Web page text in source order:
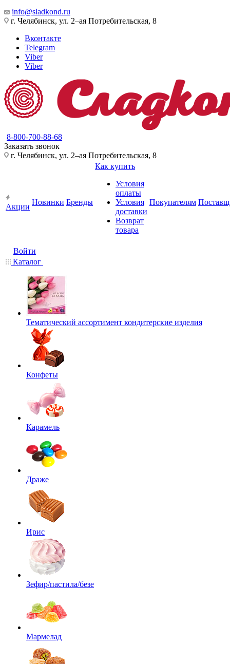
info@sladkond.ru
г. Челябинск, ул. 2–ая Потребительская, 8
Вконтакте
Telegram
Viber
Viber
8-800-700-88-68
Заказать звонок
г. Челябинск, ул. 2–ая Потребительская, 8
Акции
Новинки Бренды
Как купить
Условия
оплаты
Условия
доставки
Возврат
товара
Покупателям
Войти
Каталог
Тематический ассортимент кондитерские изделия
Конфеты
Карамель
Драже
Ирис
Зефир/пастила/безе
Мармелад